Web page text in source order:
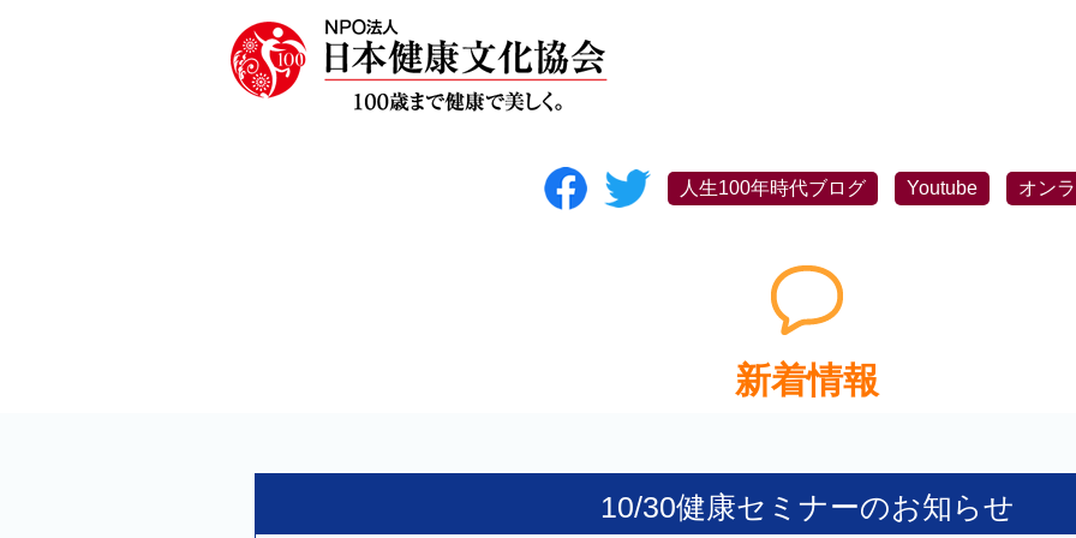
人生100年時代ブログ Youtube オン
新着情報
10/30健康セミナーのお知らせ